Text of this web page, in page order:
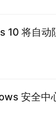
将自动
安全中